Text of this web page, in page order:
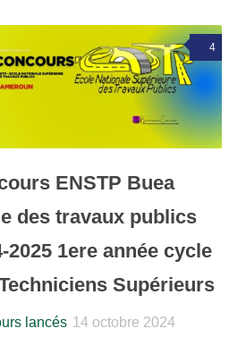
4
ENSTP Buea
des travaux publics
2025 1ere année cycle
Supérieurs
lancés 14 octobre 2024